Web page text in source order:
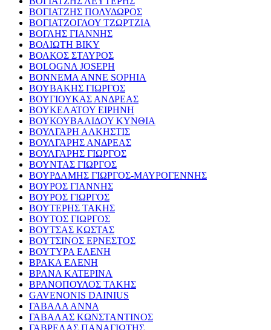
ΒΟΓΙΑΤΖΗΣ ΠΟΛΥΔΩΡΟΣ
ΒΟΓΙΑΤΖΟΓΛΟΥ ΤΖΩΡΤΖΙΑ
ΒΟΓΛΗΣ ΓΙΑΝΝΗΣ
ΒΟΛΙΩΤΗ ΒΙΚΥ
ΒΟΛΚΟΣ ΣΤΑΥΡΟΣ
BOLOGNA JOSEPH
BONNEMA ANNE SOPHIA
ΒΟΥΒΑΚΗΣ ΓΙΩΡΓΟΣ
ΒΟΥΓΙΟΥΚΑΣ ΑΝΔΡΕΑΣ
ΒΟΥΚΕΛΑΤΟΥ ΕΙΡΗΝΗ
ΒΟΥΚΟΥΒΑΛΙΔΟΥ ΚΥΝΘΙΑ
ΒΟΥΛΓΑΡΗ ΑΛΚΗΣΤΙΣ
ΒΟΥΛΓΑΡΗΣ ΑΝΔΡΕΑΣ
ΒΟΥΛΓΑΡΗΣ ΓΙΩΡΓΟΣ
ΒΟΥΝΤΑΣ ΓΙΩΡΓΟΣ
ΒΟΥΡΔΑΜΗΣ ΓΙΩΡΓΟΣ-ΜΑΥΡΟΓΕΝΝΗΣ
ΒΟΥΡΟΣ ΓΙΑΝΝΗΣ
ΒΟΥΡΟΣ ΓΙΩΡΓΟΣ
ΒΟΥΤΕΡΗΣ ΤΑΚΗΣ
ΒΟΥΤΟΣ ΓΙΩΡΓΟΣ
ΒΟΥΤΣΑΣ ΚΩΣΤΑΣ
ΒΟΥΤΣΙΝΟΣ ΕΡΝΕΣΤΟΣ
ΒΟΥΤΥΡΑ ΕΛΕΝΗ
ΒΡΑΚΑ ΕΛΕΝΗ
ΒΡΑΝΑ ΚΑΤΕΡΙΝΑ
ΒΡΑΝΟΠΟΥΛΟΣ ΤΑΚΗΣ
GAVENONIS DAINIUS
ΓΑΒΑΛΑ ΑΝΝΑ
ΓΑΒΑΛΑΣ ΚΩΝΣΤΑΝΤΙΝΟΣ